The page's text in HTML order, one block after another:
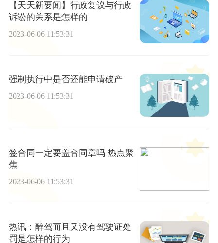
【天天新要闻】行政复议与行政
诉讼的关系是怎样的
2023-06-06 11:53:31
强制执行中是否还能申请破产
2023-06-06 11:53:31
签合同一定要盖合同章吗 热点聚
焦
2023-06-06 11:53:31
热讯：醉驾而且又没有驾驶证处
罚是怎样的行为